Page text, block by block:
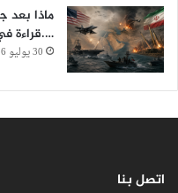
ماذا بعد
….قراءة
30 يوليو 2026
اتصل بنا